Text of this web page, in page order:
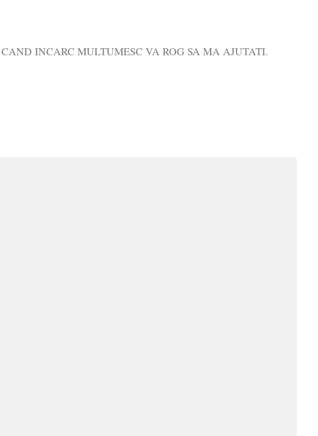
INCARC MULTUMESC VA ROG SA MA AJUTATI.